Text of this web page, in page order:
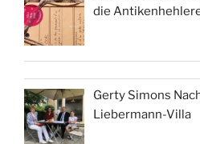
die
Gerty Simons
Liebermann-Villa